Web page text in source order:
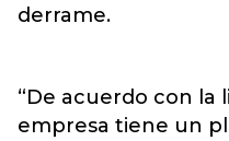
derrame.
“De acuerdo con la
empresa tiene un